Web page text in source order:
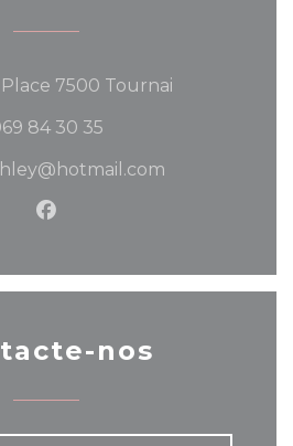
7500 Tournai
84 30 35
Facebook ((abre numa
nos